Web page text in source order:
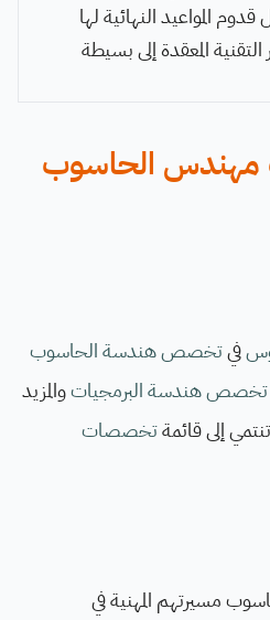
المواعيد النهائية لها
المعقدة إلى بسيطة
مهندس الحاسوب
فيتخصص هندسة الحاسوب
تخصص هندسة البرمجياتوالمزيد
إلى قائمةتخصصات
مسيرتهم المهنية في